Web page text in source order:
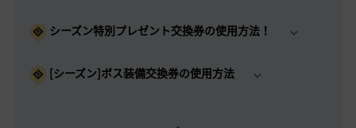
シーズン特別プレゼント交換券の使用方法！
[シーズン]ボス装備交換券の使用方法